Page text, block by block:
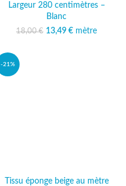
Largeur 280 centimètres –
Blanc
18,00€ Le prix initial était :
13,49 €
Le prix
mètre
-21%
Tissu éponge beige au mètre